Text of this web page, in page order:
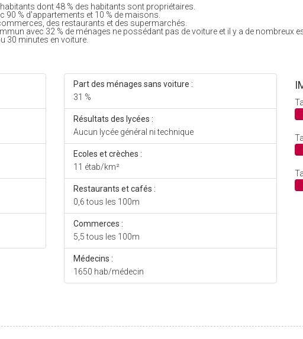
dont 48 % des habitants sont propriétaires.
90 % d'appartements et 10 % de maisons.
des restaurants et des supermarchés.
avec 32 % de ménages ne possédant pas de voiture et il y a de nombreux
30 minutes en voiture.
Part des ménages sans voiture :
31 %
Résultats des lycées :
Aucun lycée général ni technique
Ecoles et crèches :
11 étab/km²
Restaurants et cafés :
0,6 tous les 100m
Commerces :
5,5 tous les 100m
Médecins :
1650 hab/médecin